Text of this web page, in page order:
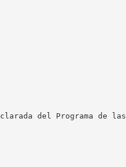
del Programa de las